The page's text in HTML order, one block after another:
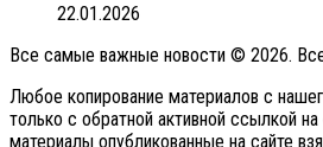
22.01.2026
Все самые важные новости © 2026.
Любое копирование материалов с
только с обратной активной ссылкой
материалы опубликованные на сайте